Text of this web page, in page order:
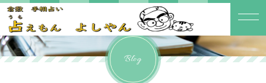
Blog